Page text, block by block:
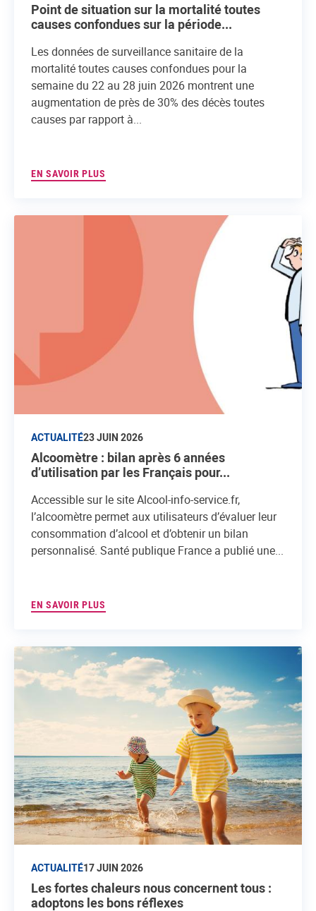
Point de situation sur la mortalité toutes
causes confondues sur la période...
Les données de surveillance sanitaire de la
mortalité toutes causes confondues pour la
semaine du 22 au 28 juin 2026 montrent une
augmentation de près de 30% des décès toutes
causes par rapport à...
EN SAVOIR PLUS
ACTUALITÉ23 JUIN 2026
Alcoomètre : bilan après 6 années
d’utilisation par les Français pour...
Accessible sur le site Alcool-info-service.fr,
l’alcoomètre permet aux utilisateurs d’évaluer leur
consommation d’alcool et d’obtenir un bilan
personnalisé. Santé publique France a publié une...
EN SAVOIR PLUS
ACTUALITÉ17 JUIN 2026
Les fortes chaleurs nous concernent tous :
adoptons les bons réflexes